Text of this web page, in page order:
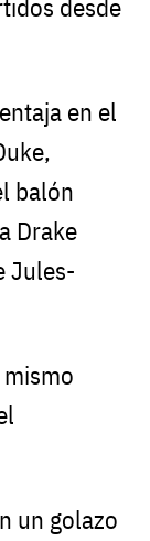
desde
en el
balón
Drake
Jules-
un golazo